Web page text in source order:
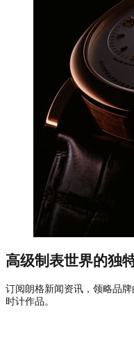
高级制表世界的独
订阅朗格新闻资讯，领略品
时计作品。